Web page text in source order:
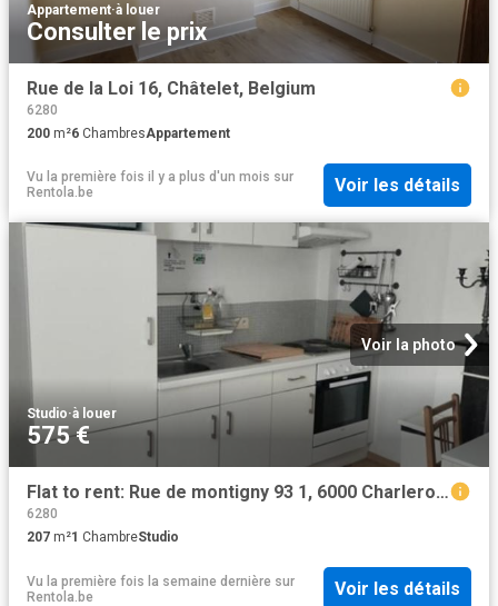
Appartement·à louer
Consulter le prix
Rue de la Loi 16, Châtelet, Belgium
6280
200 m²6 ChambresAppartement
Vu la première fois il y a plus d'un mois sur
Rentola.be
Voir les détails
Voir la photo
Studio·à louer
575 €
Flat to rent: Rue de montigny 93 1, 6000 Charleroi on Realo
6280
207 m²1 ChambreStudio
Vu la première fois la semaine dernière sur
Rentola.be
Voir les détails